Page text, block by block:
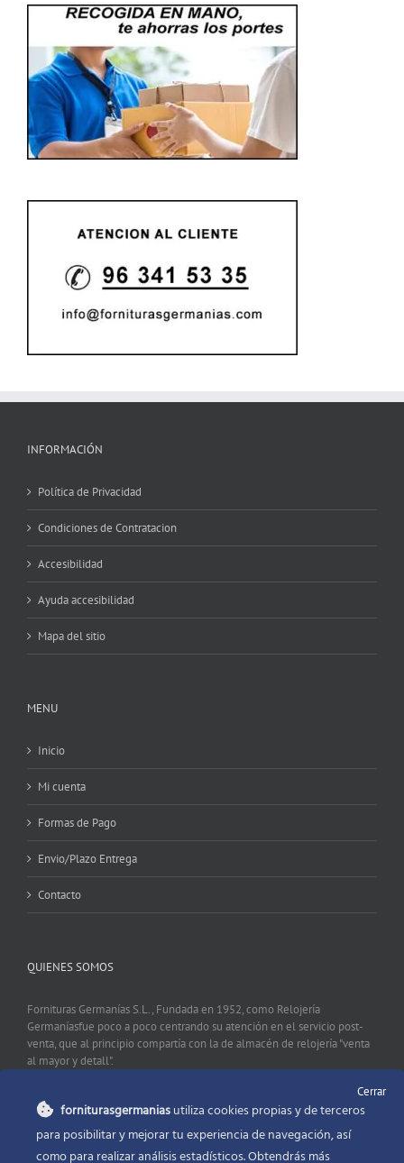
INFORMACIÓN
Política de Privacidad
Condiciones de Contratacion
Accesibilidad
Ayuda accesibilidad
Mapa del sitio
MENU
Inicio
Mi cuenta
Formas de Pago
Envio/Plazo Entrega
Contacto
QUIENES SOMOS
Fornituras Germanías S.L., Fundada en 1952, como Relojería
Germaníasfue poco a poco centrando su atención en el servicio post-
venta, que al principio compartía con la de almacén de relojería "venta
al mayor y detall".
CONTACTO
Cerrar
forniturasgermaniasutiliza cookies propias y de terceros
para posibilitar y mejorar tu experiencia de navegación, así
como para realizar análisis estadísticos. Obtendrás más